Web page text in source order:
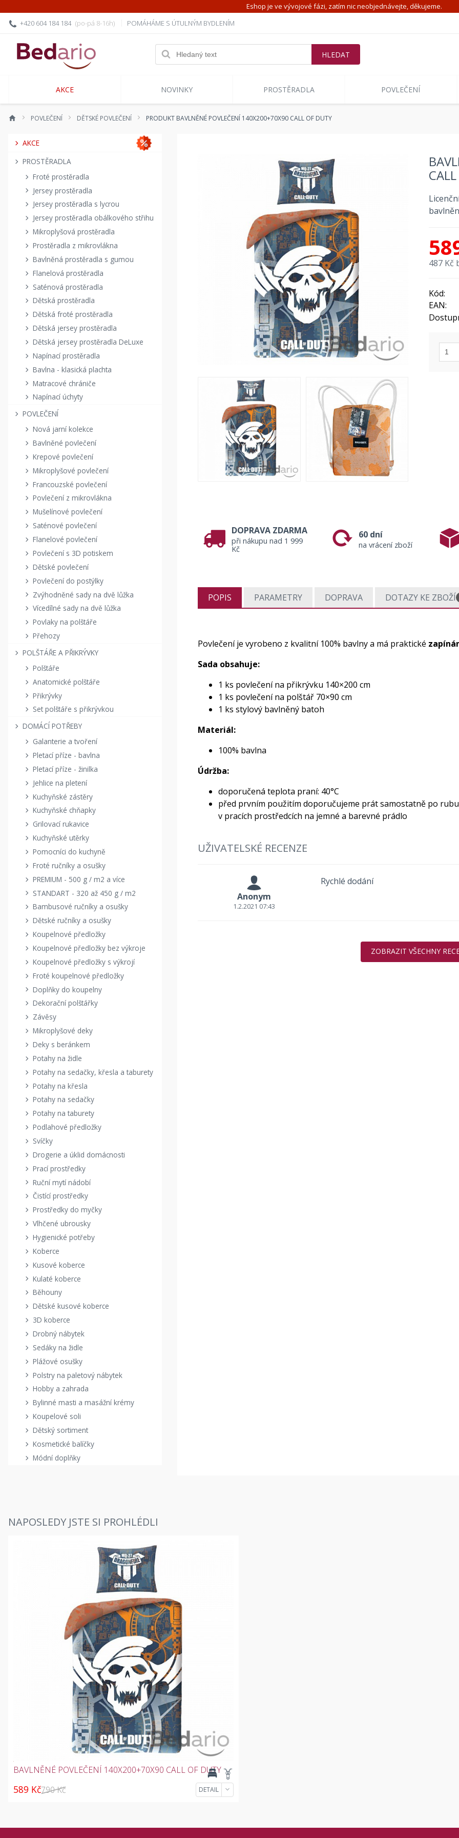
Eshop je ve vývojové fázi, zatím nic neobjednávejte, děkujeme.
+420 604 184 184 (po-pá 8-16h) POMÁHÁME S ÚTULNÝM BYDLENÍM
AKCE NOVINKY PROSTĚRADLA POVLEČENÍ
POVLEČENÍ DĚTSKÉ POVLEČENÍ PRODUKT BAVLNĚNÉ POVLEČENÍ 140X200+70X90 CALL OF DUTY
AKCE
PROSTĚRADLA
Froté prostěradla
Jersey prostěradla
Jersey prostěradla s lycrou
Jersey prostěradla obálkového střihu
Mikroplyšová prostěradla
Prostěradla z mikrovlákna
Bavlněná prostěradla s gumou
Flanelová prostěradla
Saténová prostěradla
Dětská prostěradla
Dětská froté prostěradla
Dětská jersey prostěradla
Dětská jersey prostěradla DeLuxe
Napínací prostěradla
Bavlna - klasická plachta
Matracové chrániče
Napínací úchyty
POVLEČENÍ
Nová jarní kolekce
Bavlněné povlečení
Krepové povlečení
Mikroplyšové povlečení
Francouzské povlečení
Povlečení z mikrovlákna
Mušelínové povlečení
Saténové povlečení
Flanelové povlečení
Povlečení s 3D potiskem
Dětské povlečení
Povlečení do postýlky
Zvýhodněné sady na dvě lůžka
Vícedílné sady na dvě lůžka
Povlaky na polštáře
Přehozy
POLŠTÁŘE A PŘIKRÝVKY
Polštáře
Anatomické polštáře
Přikrývky
Set polštáře s přikrývkou
DOMÁCÍ POTŘEBY
Galanterie a tvoření
Pletací příze - bavlna
Pletací příze - žinilka
Jehlice na pletení
Kuchyňské zástěry
Kuchyňské chňapky
Grilovací rukavice
Kuchyňské utěrky
Pomocníci do kuchyně
Froté ručníky a osušky
PREMIUM - 500 g / m2 a více
STANDART - 320 až 450 g / m2
Bambusové ručníky a osušky
Dětské ručníky a osušky
Koupelnové předložky
Koupelnové předložky bez výkroje
Koupelnové předložky s výkrojí
Froté koupelnové předložky
Doplňky do koupelny
Dekorační polštářky
Závěsy
Mikroplyšové deky
Deky s beránkem
Potahy na židle
Potahy na sedačky, křesla a taburety
Potahy na křesla
Potahy na sedačky
Potahy na taburety
Podlahové předložky
Svíčky
Drogerie a úklid domácnosti
Prací prostředky
Ruční mytí nádobí
Čistící prostředky
Prostředky do myčky
Vlhčené ubrousky
Hygienické potřeby
Koberce
Kusové koberce
Kulaté koberce
Běhouny
Dětské kusové koberce
3D koberce
Drobný nábytek
Sedáky na židle
Plážové osušky
Polstry na paletový nábytek
Hobby a zahrada
Bylinné masti a masážní krémy
Koupelové soli
Dětský sortiment
Kosmetické balíčky
Módní doplňky
487 Kč
Kód:
EAN:
DOPRAVA ZDARMA
při nákupu nad 1 999
Kč
60 dní
na vrácení zboží
POPIS PARAMETRY DOPRAVA DOTAZY KE ZBOŽÍ
Povlečení je vyrobeno z kvalitní 100% bavlny a má praktické
Sada obsahuje:
1 ks povlečení na přikrývku 140×200 cm
1 ks povlečení na polštář 70×90 cm
1 ks stylový bavlněný batoh
Materiál:
100% bavlna
Údržba:
doporučená teplota praní: 40°C
před prvním použitím doporučujeme prát samostatně po
v pracích prostředcích na jemné a barevné prádlo
UŽIVATELSKÉ RECENZE
Anonym
1.2.2021 07:43
Rychlé dodání
ZOBRAZIT VŠECHNY
NAPOSLEDY JSTE SI PROHLÉDLI
BAVLNĚNÉ POVLEČENÍ 140X200+70X90 CALL OF DUTY
589 Kč790 Kč DETAIL